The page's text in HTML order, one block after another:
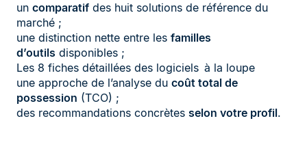
un comparatif des huit solutions de référence du
marché ;
une distinction nette entre les familles
d’outils disponibles ;
Les 8 fiches détaillées des logiciels à la loupe
une approche de l’analyse du coût total de
possession (TCO) ;
des recommandations concrètes selon votre profil.